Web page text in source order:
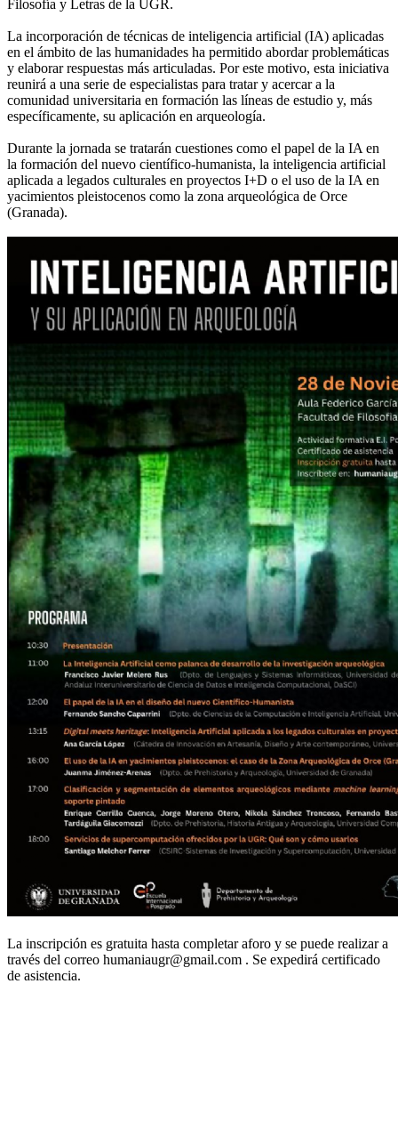
Filosofía y Letras de la UGR.
La incorporación de técnicas de inteligencia artificial (IA) aplicadas
en el ámbito de las humanidades ha permitido abordar problemáticas
y elaborar respuestas más articuladas. Por este motivo, esta iniciativa
reunirá a una serie de especialistas para tratar y acercar a la
comunidad universitaria en formación las líneas de estudio y, más
específicamente, su aplicación en arqueología.
Durante la jornada se tratarán cuestiones como el papel de la IA en
la formación del nuevo científico-humanista, la inteligencia artificial
aplicada a legados culturales en proyectos I+D o el uso de la IA en
yacimientos pleistocenos como la zona arqueológica de Orce
(Granada).
La inscripción es gratuita hasta completar aforo y se puede realizar a
través del correo humaniaugr@gmail.com . Se expedirá certificado
de asistencia.